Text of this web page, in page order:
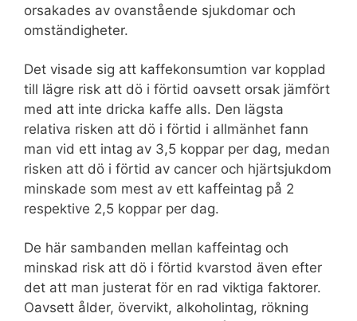
orsakades av ovanstående sjukdomar och
omständigheter.
Det visade sig att kaffekonsumtion var kopplad
till lägre risk att dö i förtid oavsett orsak jämfört
med att inte dricka kaffe alls. Den lägsta
relativa risken att dö i förtid i allmänhet fann
man vid ett intag av 3,5 koppar per dag, medan
risken att dö i förtid av cancer och hjärtsjukdom
minskade som mest av ett kaffeintag på 2
respektive 2,5 koppar per dag.
De här sambanden mellan kaffeintag och
minskad risk att dö i förtid kvarstod även efter
det att man justerat för en rad viktiga faktorer.
Oavsett ålder, övervikt, alkoholintag, rökning